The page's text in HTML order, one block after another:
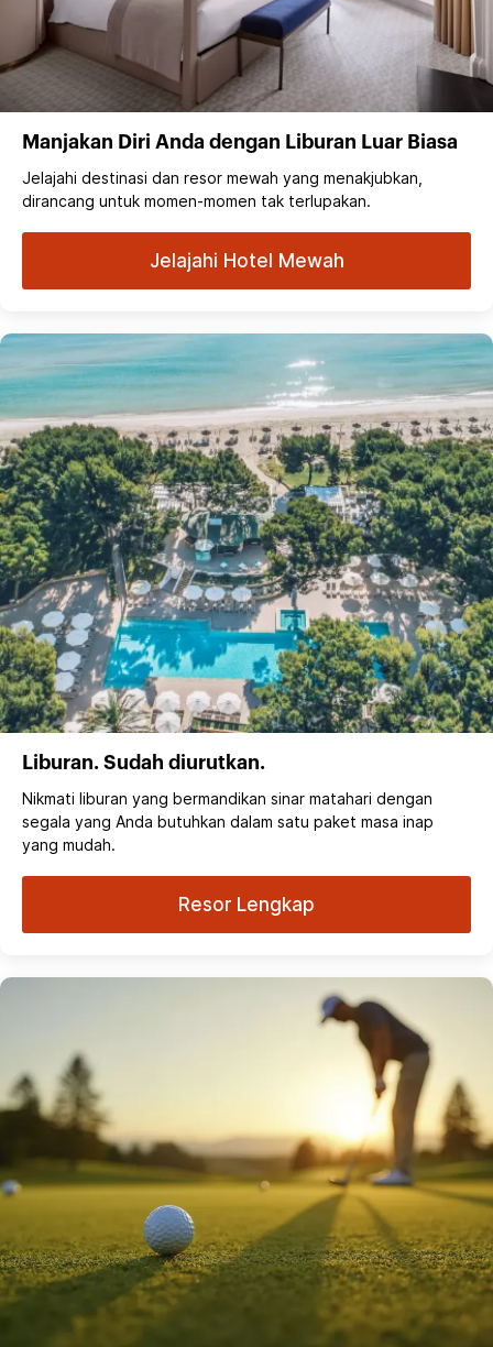
Manjakan Diri Anda dengan Liburan Luar Biasa
Jelajahi destinasi dan resor mewah yang menakjubkan,
dirancang untuk momen-momen tak terlupakan.
Jelajahi Hotel Mewah
Liburan. Sudah diurutkan.
Nikmati liburan yang bermandikan sinar matahari dengan
segala yang Anda butuhkan dalam satu paket masa inap
yang mudah.
Resor Lengkap